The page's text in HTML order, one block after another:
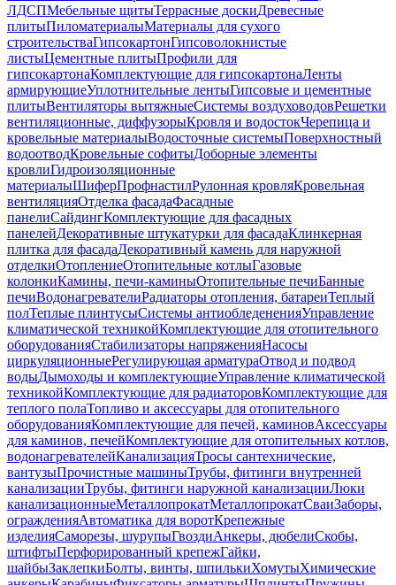
ЛДСПМебельные щитыТеррасные доскиДревесные
плитыПиломатериалыМатериалы для сухого
строительстваГипсокартонГипсоволокнистые
листыЦементные плитыПрофили для
гипсокартонаКомплектующие для гипсокартонаЛенты
армирующиеУплотнительные лентыГипсовые и цементные
плитыВентиляторы вытяжныеСистемы воздуховодовРешетки
вентиляционные, диффузорыКровля и водостокЧерепица и
кровельные материалыВодосточные системыПоверхностный
водоотводКровельные софитыДоборные элементы
кровлиГидроизоляционные
материалыШиферПрофнастилРулонная кровляКровельная
вентиляцияОтделка фасадаФасадные
панелиСайдингКомплектующие для фасадных
панелейДекоративные штукатурки для фасадаКлинкерная
плитка для фасадаДекоративный камень для наружной
отделкиОтоплениеОтопительные котлыГазовые
колонкиКамины, печи-каминыОтопительные печиБанные
печиВодонагревателиРадиаторы отопления, батареиТеплый
полТеплые плинтусыСистемы антиобледененияУправление
климатической техникойКомплектующие для отопительного
оборудованияСтабилизаторы напряженияНасосы
циркуляционныеРегулирующая арматураОтвод и подвод
водыДымоходы и комплектующиеУправление климатической
техникойКомплектующие для радиаторовКомплектующие для
теплого полаТопливо и аксессуары для отопительного
оборудованияКомплектующие для печей, каминовАксессуары
для каминов, печейКомплектующие для отопительных котлов,
водонагревателейКанализацияТросы сантехнические,
вантузыПрочистные машиныТрубы, фитинги внутренней
канализацииТрубы, фитинги наружной канализацииЛюки
канализационныеМеталлопрокатМеталлопрокатСваиЗаборы,
огражденияАвтоматика для воротКрепежные
изделияСаморезы, шурупыГвоздиАнкеры, дюбелиСкобы,
штифтыПерфорированный крепежГайки,
шайбыЗаклепкиБолты, винты, шпилькиХомутыХимические